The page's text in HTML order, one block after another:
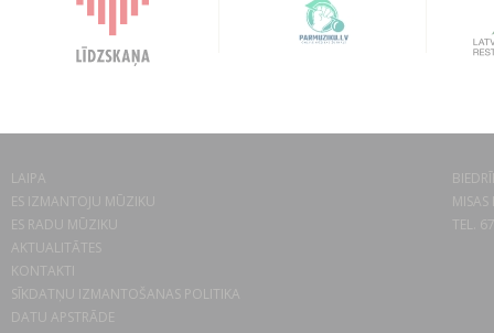
LAIPA
ES IZMANTOJU MŪZIKU
ES RADU MŪZIKU
AKTUALITĀTES
KONTAKTI
SĪKDATŅU IZMANTOŠANAS POLITIKA
DATU APSTRĀDE
TEL.